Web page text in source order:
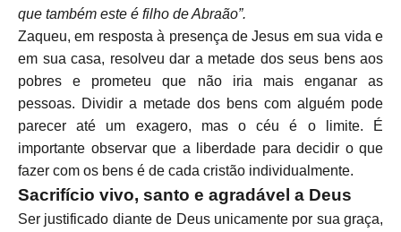
que também este é filho de Abraão”.
Zaqueu, em resposta à presença de Jesus em sua vida e
em sua casa, resolveu dar a metade dos seus bens aos
pobres e prometeu que não iria mais enganar as
pessoas. Dividir a metade dos bens com alguém pode
parecer até um exagero, mas o céu é o limite. É
importante observar que a liberdade para decidir o que
fazer com os bens é de cada cristão individualmente.
Sacrifício vivo, santo e agradável a Deus
Ser justificado diante de Deus unicamente por sua graça,